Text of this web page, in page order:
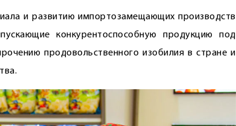
и развитию импортозамещающих производств
конкурентоспособную продукцию под
продовольственного изобилия в стране и